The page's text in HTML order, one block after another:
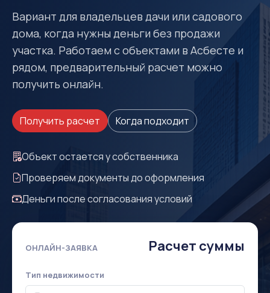
Вариант для владельцев дачи или садового
дома, когда нужны деньги без продажи
участка. Работаем с объектами в Асбесте и
рядом, предварительный расчет можно
получить онлайн.
Получить расчет Когда подходит
Объект остается у собственника
Проверяем документы до оформления
Деньги после согласования условий
ОНЛАЙН-ЗАЯВКА Расчет суммы
Тип недвижимости